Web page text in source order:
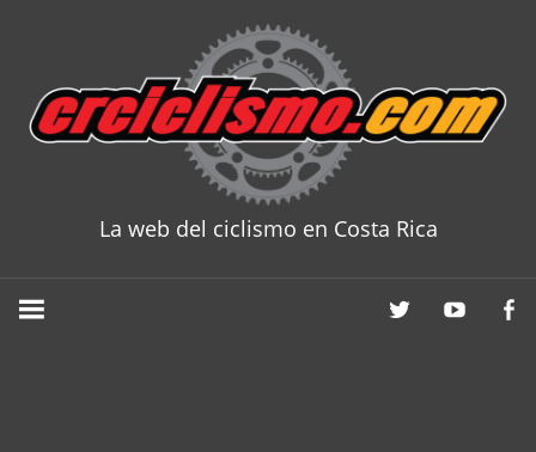
content
La web del ciclismo en Costa Rica